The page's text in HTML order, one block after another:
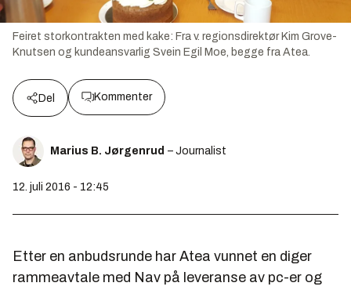
Feiret storkontrakten med kake: Fra v. regionsdirektør Kim Grove-
Knutsen og kundeansvarlig Svein Egil Moe, begge fra Atea.
Del Kommenter
Marius B. Jørgenrud – Journalist
12. juli 2016 - 12:45
Etter en anbudsrunde har Atea vunnet en diger
rammeavtale med Nav på leveranse av pc-er og